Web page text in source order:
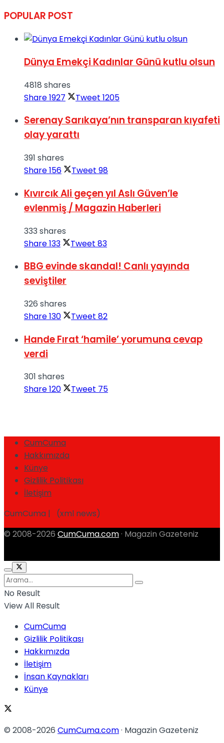
POPULAR POST
Dünya Emekçi Kadınlar Günü kutlu olsun
4818 shares
Share1927 Tweet 1205
Serenay Sarıkaya’nın transparan kıyafeti
olay yarattı
391 shares
Share156 Tweet 98
Kıvırcık Ali geçen yıl Aslı Güven’le
evlenmiş / Magazin Haberleri
333 shares
Share133 Tweet 83
BBG evinde skandal! Canlı yayında
seviştiler
326 shares
Share130 Tweet 82
Hande Fırat ‘hamile’ yorumuna cevap
verdi
301 shares
Share120 Tweet 75
CumCuma
Hakkımızda
Künye
Gizlilik Politikası
İletişim
CumCuma | (xml news)
© 2008-2026 CumCuma.com · Magazin Gazeteniz
No Result
View All Result
CumCuma
Gizlilik Politikası
Hakkımızda
İletişim
İnsan Kaynakları
Künye
© 2008-2026 CumCuma.com· Magazin Gazeteniz